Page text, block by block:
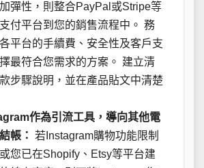
彈性，則整合PayPal或Stripe等
付平台到您的銷售流程中。 務
平台的手續費、安全性及客戶支
最符合您需求的方案。 建立清
步驟說明，並在產品貼文中清楚
作為引流工具，導向其他電
帳： 若Instagram購物功能限制
您已在Shopify、Etsy等平台建